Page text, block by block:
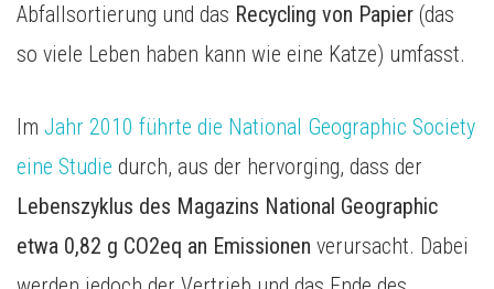
Abfallsortierung und das Recycling von Papier (das
so viele Leben haben kann wie eine Katze) umfasst.
Im Jahr 2010 führte die National Geographic Society
eine Studie durch, aus der hervorging, dass der
Lebenszyklus des Magazins National Geographic
etwa 0,82 g CO2eq an Emissionen verursacht. Dabei